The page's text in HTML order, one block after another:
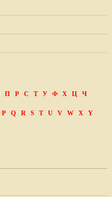
П Р С Т У Ф Х Ц
Ч
P Q R S T U V W X
Y